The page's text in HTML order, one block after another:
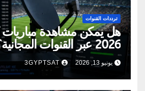
ترددات القنوات
هل يمكن مشاهدة مباريات
2026 عبر القنوات
الكاملة
يونيو 13, 2026 3GYPTSAT